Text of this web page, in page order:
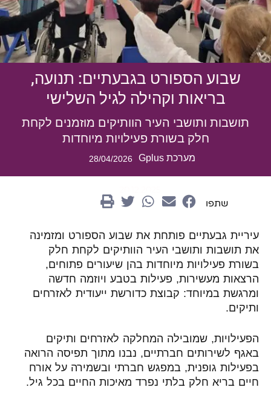
שבוע הספורט בגבעתיים: תנועה,
בריאות וקהילה לגיל השלישי
תושבות ותושבי העיר הוותיקים מוזמנים לקחת
חלק בשורת פעילויות מיוחדות
מערכת Gplus 28/04/2026
שתפו
עיריית גבעתיים פותחת את שבוע הספורט ומזמינה
את תושבות ותושבי העיר הוותיקים לקחת חלק
בשורת פעילויות מיוחדות בהן שיעורים פתוחים,
הרצאות מעשירות, פעילות בטבע ויוזמה חדשה
ומרגשת במיוחד: קבוצת כדורשת ייעודית לאזרחים
ותיקים.
הפעילויות, שמובילה המחלקה לאזרחים ותיקים
באגף לשירותים חברתיים, נבנו מתוך תפיסה הרואה
בפעילות גופנית, במפגש חברתי ובשמירה על אורח
חיים בריא חלק בלתי נפרד מאיכות החיים בכל גיל.